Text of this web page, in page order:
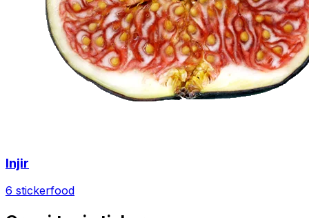
Injir
6 stickerfood